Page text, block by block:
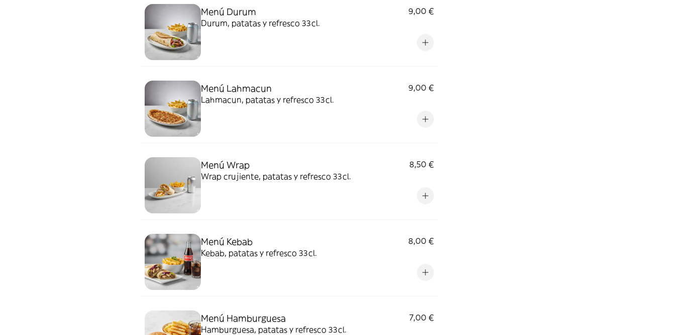
Menú Durum
9,00 €
Durum, patatas y refresco 33cl.
Menú Lahmacun
9,00 €
Lahmacun, patatas y refresco 33cl.
Menú Wrap
8,50 €
Wrap crujiente, patatas y refresco 33cl.
Menú Kebab
8,00 €
Kebab, patatas y refresco 33cl.
Menú Hamburguesa
7,00 €
Hamburguesa, patatas y refresco 33cl.